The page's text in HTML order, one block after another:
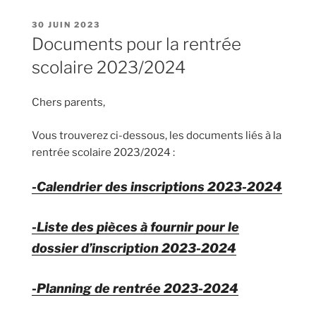
PUBLIÉ
LE
30 JUIN 2023
Documents pour la rentrée
scolaire 2023/2024
Chers parents,
Vous trouverez ci-dessous, les documents liés à la
rentrée scolaire 2023/2024 :
-Calendrier des inscriptions 2023-2024
-Liste des pièces à fournir pour le
dossier d’inscription 2023-2024
-Planning de rentrée 2023-2024